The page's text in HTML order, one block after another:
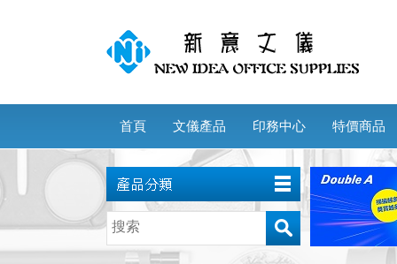
首頁 文儀產品 印務中心 特價商品